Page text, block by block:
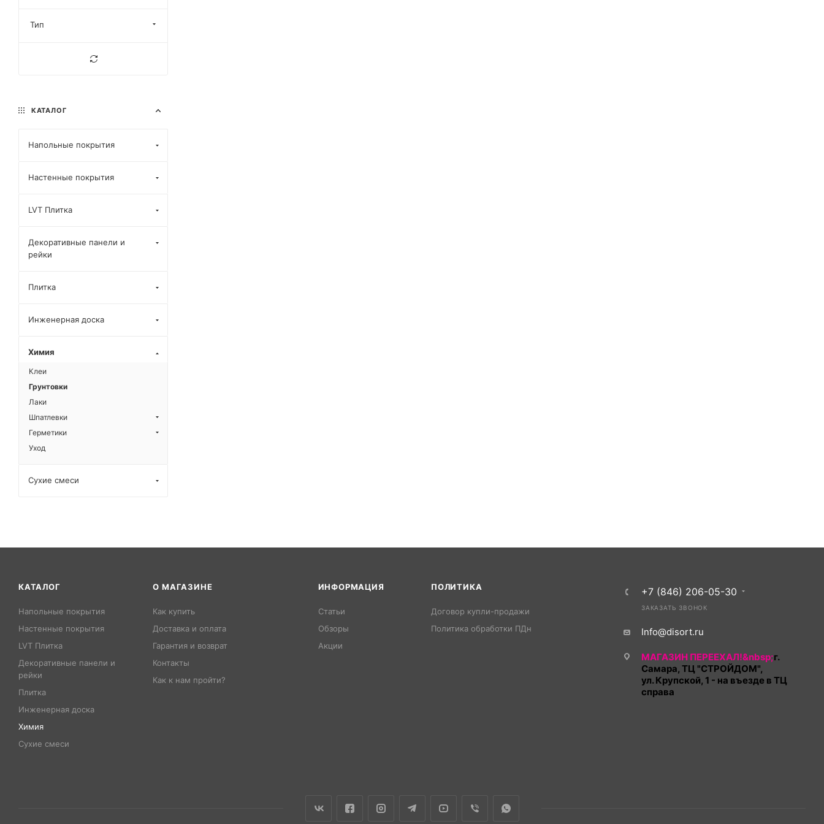
Тип
КАТАЛОГ
Напольные покрытия
Настенные покрытия
LVT Плитка
Декоративные панели и
рейки
Плитка
Инженерная доска
Химия
Клеи
Грунтовки
Лаки
Шпатлевки
Герметики
Уход
Сухие смеси
КАТАЛОГ
Напольные покрытия
Настенные покрытия
LVT Плитка
Декоративные панели и
рейки
Плитка
Инженерная доска
Химия
Сухие смеси
О МАГАЗИНЕ
Как купить
Доставка и оплата
Гарантия и возврат
Контакты
Как к нам пройти?
ИНФОРМАЦИЯ
Статьи
Обзоры
Акции
ПОЛИТИКА
Договор купли-продажи
Политика обработки ПДн
+7 (846) 206-05-30
ЗАКАЗАТЬ ЗВОНОК
Info@disort.ru
МАГАЗИН ПЕРЕЕХАЛ!&nbsp;г.
Самара, ТЦ "СТРОЙДОМ",
ул. Крупской, 1 - на въезде в ТЦ
справа